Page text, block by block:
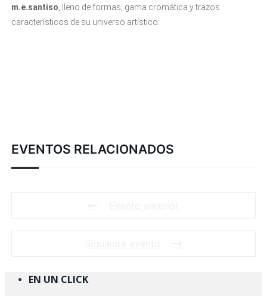
m.e.santiso , lleno de formas, gama cromática y trazos
característicos de su universo artístico.
EVENTOS RELACIONADOS
EN UN CLICK